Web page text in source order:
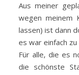
Aus meiner
wegen meinem
lassen) ist dann
es war einfach zu
Für alle, die es
die schönste